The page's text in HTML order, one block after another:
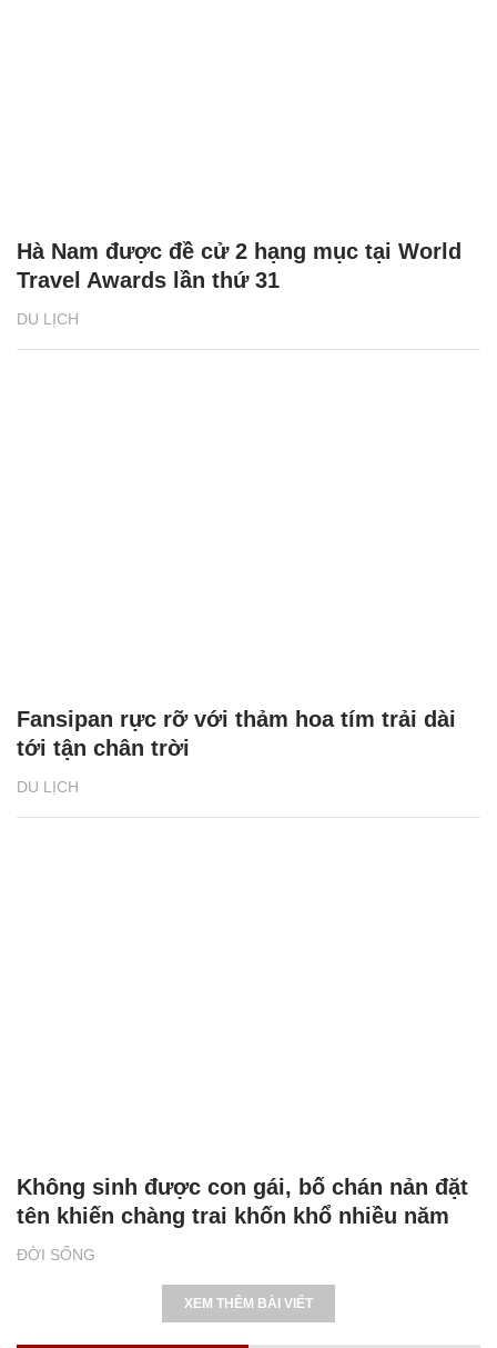
DU LỊCH
Hà Nam được đề cử 2 hạng mục tại World
Travel Awards lần thứ 31
DU LỊCH
Fansipan rực rỡ với thảm hoa tím trải dài
tới tận chân trời
ĐỜI SỐNG
Không sinh được con gái, bố chán nản đặt
tên khiến chàng trai khốn khổ nhiều năm
XEM THÊM BÀI VIẾT